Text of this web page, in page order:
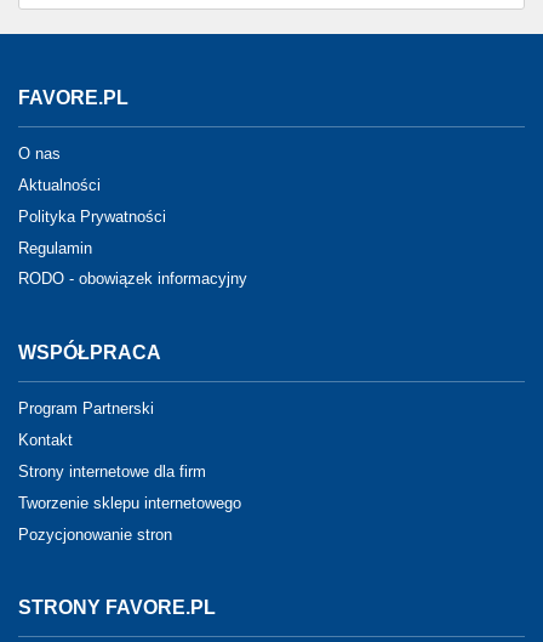
FAVORE.PL
O nas
Aktualności
Polityka Prywatności
Regulamin
RODO - obowiązek informacyjny
WSPÓŁPRACA
Program Partnerski
Kontakt
Strony internetowe dla firm
Tworzenie sklepu internetowego
Pozycjonowanie stron
STRONY FAVORE.PL